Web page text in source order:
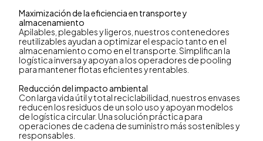
Maximización de la eficiencia en transporte y
almacenamiento
Apilables, plegables y ligeros, nuestros contenedores
reutilizables ayudan a optimizar el espacio tanto en el
almacenamiento como en el transporte. Simplifican la
logística inversa y apoyan a los operadores de pooling
para mantener flotas eficientes y rentables.
Reducción del impacto ambiental
Con larga vida útil y total reciclabilidad, nuestros envases
reducen los residuos de un solo uso y apoyan modelos
de logística circular. Una solución práctica para
operaciones de cadena de suministro más sostenibles y
responsables.